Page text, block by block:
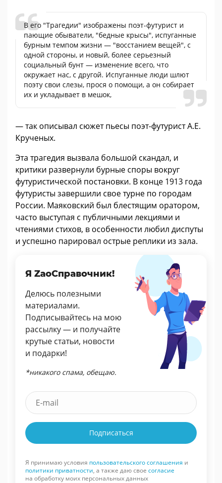
В его "Трагедии" изображены поэт-футурист и
пающие обыватели, "бедные крысы", испуганные
бурным темпом жизни — "восстанием вещей", с
одной стороны, и новый, более серьезный
социальный бунт — изменение всего, что
окружает нас, с другой. Испуганные люди шлют
поэту свои слезы, прося о помощи, а он собирает
их и укладывает в мешок,
— так описывал сюжет пьесы поэт-футурист А.Е.
Крученых.
Эта трагедия вызвала большой скандал, и
критики развернули бурные споры вокруг
футуристической постановки. В конце 1913 года
футуристы завершили свое турне по городам
России. Маяковский был блестящим оратором,
часто выступая с публичными лекциями и
чтениями стихов, в особенности любил диспуты
и успешно парировал острые реплики из зала.
Я ZaoСправочник!
Делюсь полезными
материалами.
Подписывайтесь на мою
рассылку — и получайте
крутые статьи, новости
и подарки!
*никакого спама, обещаю.
Подписаться
Я принимаю условия пользовательского соглашения и
политики приватности, а также даю свое согласие
на обработку моих персональных данных